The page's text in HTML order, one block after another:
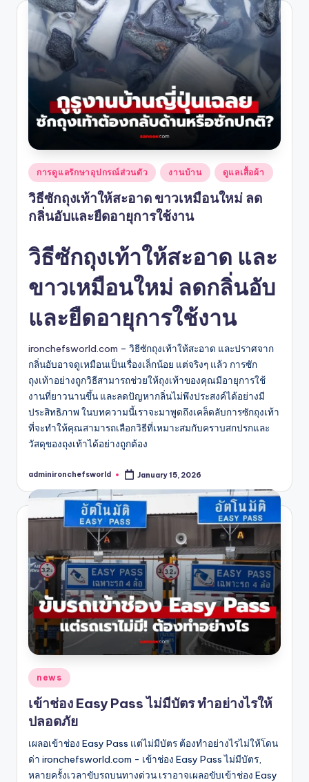
Posted
in
การดูแลรักษาอุปกรณ์ส่วนตัว งานบ้าน ดูแลเสื้อผ้า
วิธีซักถุงเท้าให้สะอาด ขาวเหมือนใหม่ ลด
กลิ่นอับและยืดอายุการใช้งาน
วิธีซักถุงเท้าให้สะอาด และ
ขาวเหมือนใหม่ ลดกลิ่นอับ
และยืดอายุการใช้งาน
ironchefsworld.com – วิธีซักถุงเท้าให้สะอาด และปราศจาก
กลิ่นอับอาจดูเหมือนเป็นเรื่องเล็กน้อย แต่จริงๆ แล้ว การซัก
ถุงเท้าอย่างถูกวิธีสามารถช่วยให้ถุงเท้าของคุณมีอายุการใช้
งานที่ยาวนานขึ้น และลดปัญหากลิ่นไม่พึงประสงค์ได้อย่างมี
ประสิทธิภาพ ในบทความนี้เราจะมาพูดถึงเคล็ดลับการซักถุงเท้า
ที่จะทำให้คุณสามารถเลือกวิธีที่เหมาะสมกับคราบสกปรกและ
วัสดุของถุงเท้าได้อย่างถูกต้อง
Posted
adminironchefsworld January 15, 2026
Posted
in
news
เข้าช่อง Easy Pass ไม่มีบัตร ทำอย่างไรให้
ปลอดภัย
เผลอเข้าช่อง Easy Pass แต่ไม่มีบัตร ต้องทำอย่างไรไม่ให้โดน
ด่า ironchefsworld.com - เข้าช่อง Easy Pass ไม่มีบัตร,
หลายครั้งเวลาขับรถบนทางด่วน เราอาจเผลอขับเข้าช่อง Easy